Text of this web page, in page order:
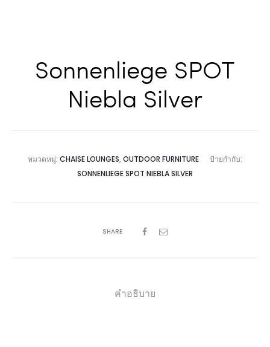
Sonnenliege SPOT
Niebla Silver
หมวดหมู่: CHAISE LOUNGES, OUTDOOR FURNITURE
ป้ายกำกับ:
SONNENLIEGE SPOT NIEBLA SILVER
SHARE
คำอธิบาย